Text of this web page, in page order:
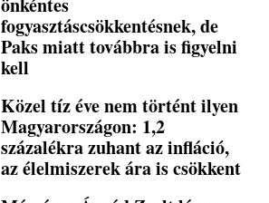
fogyasztáscsökkentésnek, de
Paks miatt továbbra is figyelni
kell
Közel tíz éve nem történt ilyen
Magyarországon: 1,2
százalékra zuhant az infláció,
az élelmiszerek ára is csökkent